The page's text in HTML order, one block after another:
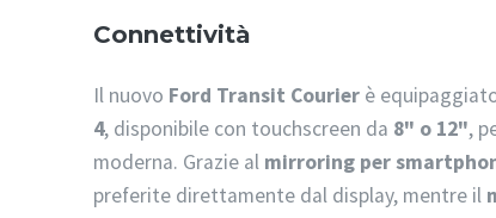
Connettività
Il nuovo Ford Transit Courier è
4, disponibile con touchscreen da 8" o 12",
moderna. Grazie al mirroring per
preferite direttamente dal display, mentre il